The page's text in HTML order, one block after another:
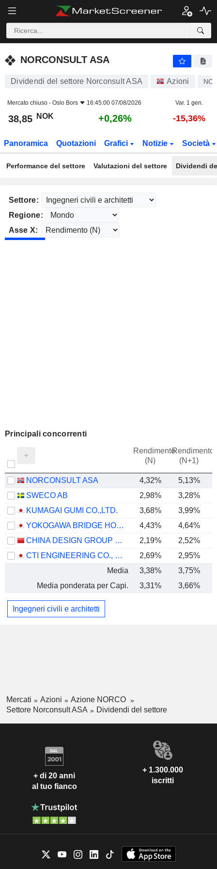
NORCONSULT ASA
NORCONSULT ASA
Dividendi del settore Norconsult ASA Azioni
Mercato chiuso - Oslo Bors 16:45:00 07/08/2026 Var. 1 gen.
38,85 NOK +0,26% -15,36%
Panoramica Quotazioni Grafici Notizie Società
Performance del settore Valutazioni del settore Dividendi
Settore:
Regione:
Asse X:
Principali concorrenti
Rendimento
(N)
Rendimento
(N+1)
NORCONSULT ASA 4,32% 5,13%
SWECO AB
2,98% 3,28%
KUMAGAI GUMI CO.,LTD.
3,68% 3,99%
YOKOGAWA BRIDGE HOLDINGS CORP.
4,43% 4,64%
CHINA DESIGN GROUP CO., LTD.
2,19% 2,52%
CTI ENGINEERING CO., LTD.
2,69% 2,95%
Media
3,38% 3,75%
Media ponderata per Capi.
3,31% 3,66%
Ingegneri civili e architetti
Mercati Azioni
Azione NORCO
Settore Norconsult ASA
Dividendi del settore
+ di 20 anni
al tuo fianco
+ 1.300.000
iscritti